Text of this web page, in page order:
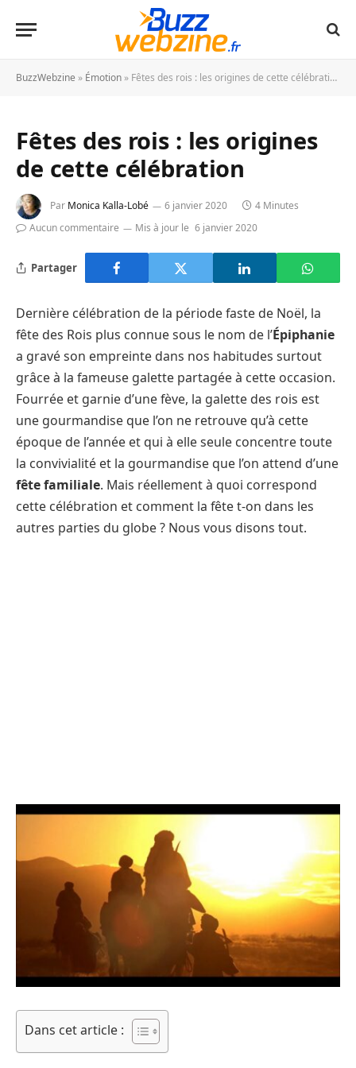
BuzzWebzine » Émotion » Fêtes des rois : les origines de cette célébration
Fêtes des rois : les origines
de cette célébration
Par Monica Kalla-Lobé 6 janvier 2020
4 Minutes
Aucun commentaire
Mis à jour le 6 janvier 2020
Partager
Dernière célébration de la période faste de Noël, la
fête des Rois plus connue sous le nom de l’Épiphanie
a gravé son empreinte dans nos habitudes surtout
grâce à la fameuse galette partagée à cette occasion.
Fourrée et garnie d’une fève, la galette des rois est
une gourmandise que l’on ne retrouve qu’à cette
époque de l’année et qui à elle seule concentre toute
la convivialité et la gourmandise que l’on attend d’une
fête familiale. Mais réellement à quoi correspond
cette célébration et comment la fête t-on dans les
autres parties du globe ? Nous vous disons tout.
Dans cet article :